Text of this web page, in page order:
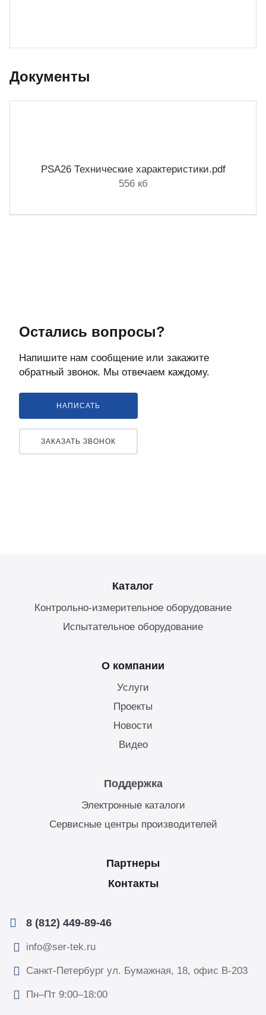
Документы
PSA26 Технические характеристики.pdf
556 кб
Остались вопросы?
Напишите нам сообщение или закажите
обратный звонок. Мы отвечаем каждому.
НАПИСАТЬ
ЗАКАЗАТЬ ЗВОНОК
Каталог
Контрольно-измерительное оборудование
Испытательное оборудование
О компании
Услуги
Проекты
Новости
Видео
Поддержка
Электронные каталоги
Сервисные центры производителей
Партнеры
Контакты
8 (812) 449-89-46
info@ser-tek.ru
Санкт-Петербург ул. Бумажная, 18, офис B-203
Пн–Пт 9:00–18:00